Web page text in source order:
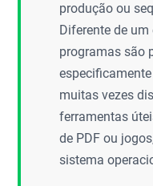
produção ou
Diferente de um
programas são
muitas vezes
ferramentas
de PDF ou
sistema